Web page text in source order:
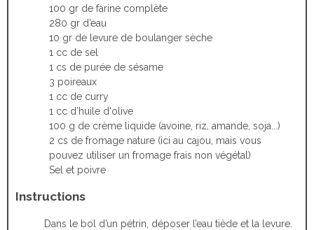
100 gr de farine complète
280 gr d’eau
10 gr de levure de boulanger sèche
1 cc de sel
1 cs de purée de sésame
3 poireaux
1 cc de curry
1 cc d’huile d'olive
100 g de crème liquide (avoine, riz, amande, soja...)
2 cs de fromage nature (ici au cajou, mais vous
pouvez utiliser un fromage frais non végétal)
Sel et poivre
Instructions
Dans le bol d’un pétrin, déposer l’eau tiède et la levure.